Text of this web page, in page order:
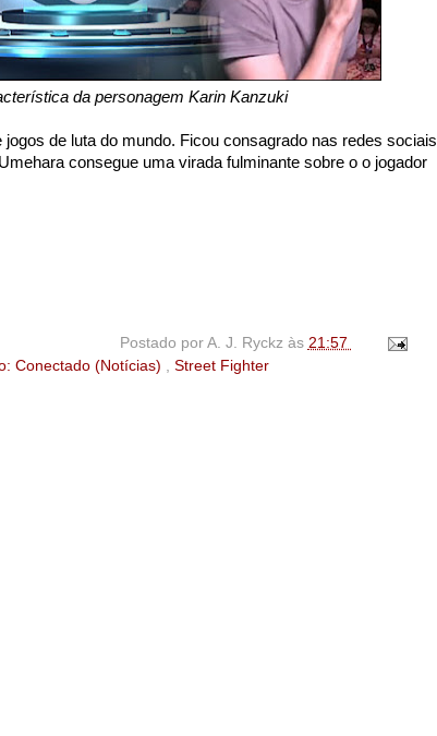
da personagem Karin Kanzuki
de luta do mundo. Ficou consagrado nas redes sociais
consegue uma virada fulminante sobre o o jogador
Postado por A. J. Ryckz às 21:57
Conectado (Notícias) , Street Fighter